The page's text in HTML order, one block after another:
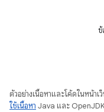
ตัวอย่างเนื้อหาและโค้ดในหน้า
ใช้เนื้อหา Java และ OpenJDK